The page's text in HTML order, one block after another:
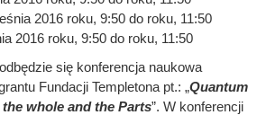
2016 roku, 9:50 do roku, 11:50
2016 roku, 9:50 do roku, 11:50
się konferencja naukowa
Fundacji Templetona pt.: „Quantum
whole and the Parts”. W konferencji